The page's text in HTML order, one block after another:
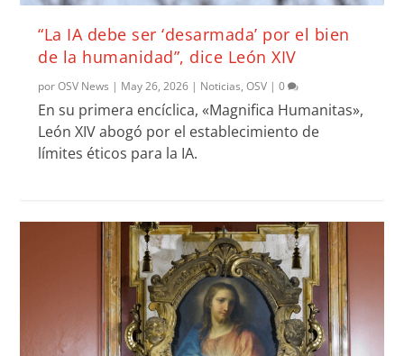
“La IA debe ser ‘desarmada’ por el bien
de la humanidad”, dice León XIV
porOSV News | May 26, 2026 | Noticias,OSV |0
En su primera encíclica, «Magnifica Humanitas»,
León XIV abogó por el establecimiento de
límites éticos para la IA.